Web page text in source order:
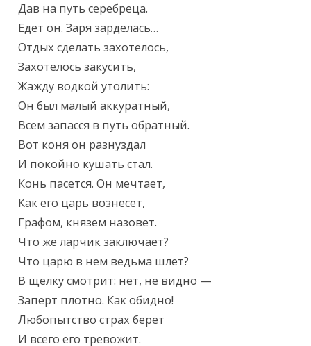
Дав на путь серебреца.
Едет он. Заря зарделась…
Отдых сделать захотелось,
Захотелось закусить,
Жажду водкой утолить:
Он был малый аккуратный,
Всем запасся в путь обратный.
Вот коня он разнуздал
И покойно кушать стал.
Конь пасется. Он мечтает,
Как его царь вознесет,
Графом, князем назовет.
Что же ларчик заключает?
Что царю в нем ведьма шлет?
В щелку смотрит: нет, не видно —
Заперт плотно. Как обидно!
Любопытство страх берет
И всего его тревожит.